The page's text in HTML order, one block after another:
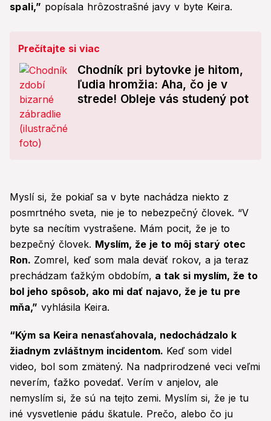
spali,” popísala hrôzostrašné javy v byte Keira.
Prečítajte si viac
Chodník pri bytovke je hitom,
ľudia hromžia: Aha, čo je v
strede! Obleje vás studený pot
Myslí si, že pokiaľ sa v byte nachádza niekto z
posmrtného sveta, nie je to nebezpečný človek. “V
byte sa necítim vystrašene. Mám pocit, že je to
bezpečný človek. Myslím, že je to môj starý otec
Ron. Zomrel, keď som mala deväť rokov, a ja teraz
prechádzam ťažkým obdobím, a tak si myslím, že to
bol jeho spôsob, ako mi dať najavo, že je tu pre
mňa,” vyhlásila Keira.
“Kým sa Keira nenasťahovala, nedochádzalo k
žiadnym zvláštnym incidentom. Keď som videl
video, bol som zmätený. Na nadprirodzené veci veľmi
neverím, ťažko povedať. Verím v anjelov, ale
nemyslím si, že sú na tejto zemi. Myslím si, že je tu
iné vysvetlenie pádu škatule. Prečo, alebo čo ju